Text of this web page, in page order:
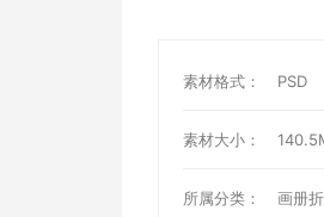
素材格式： PSD
素材大小：
所属分类： 画册